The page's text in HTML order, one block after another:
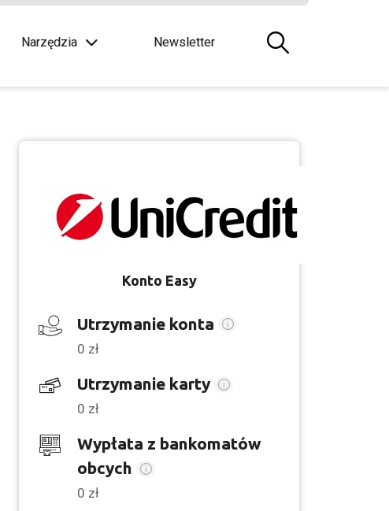
Narzędzia Newsletter
Konto Easy
Utrzymanie konta
0 zł
Utrzymanie karty
0 zł
Wypłata z bankomatów
obcych
0 zł